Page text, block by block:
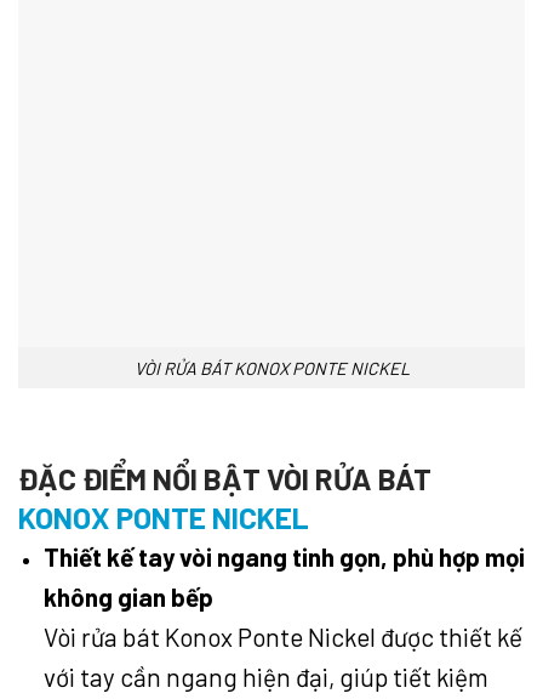
VÒI RỬA BÁT KONOX PONTE NICKEL
ĐẶC ĐIỂM NỔI BẬT VÒI RỬA BÁT
KONOX PONTE NICKEL
Thiết kế tay vòi ngang tinh gọn, phù hợp mọi
không gian bếp
Vòi rửa bát Konox Ponte Nickel được thiết kế
với tay cần ngang hiện đại, giúp tiết kiệm